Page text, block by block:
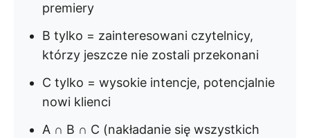
premiery
B tylko = zainteresowani czytelnicy,
którzy jeszcze nie zostali przekonani
C tylko = wysokie intencje, potencjalnie
nowi klienci
A ∩ B ∩ C (nakładanie się wszystkich